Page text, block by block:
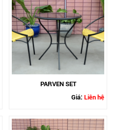
PARVEN SET
Giá:Liên hệ